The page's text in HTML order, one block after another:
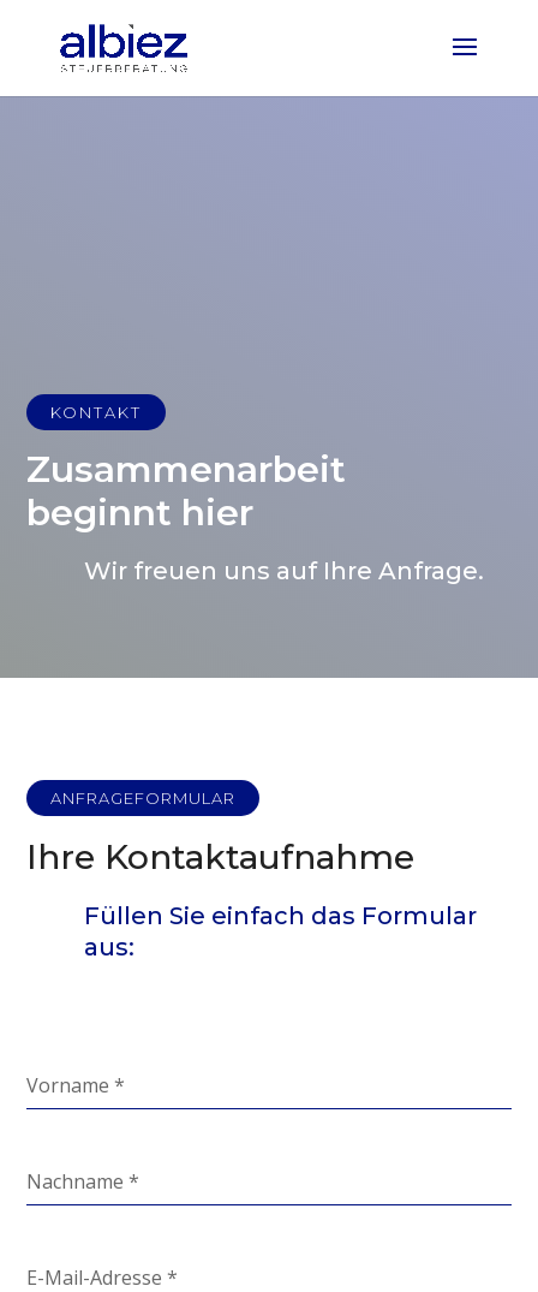
KONTAKT
Zusammenarbeit
beginnt hier
Wir freuen uns auf Ihre Anfrage.
ANFRAGEFORMULAR
Ihre Kontaktaufnahme
Füllen Sie einfach das Formular
aus:
Vorname*
Nachname*
E-Mail-Adresse*